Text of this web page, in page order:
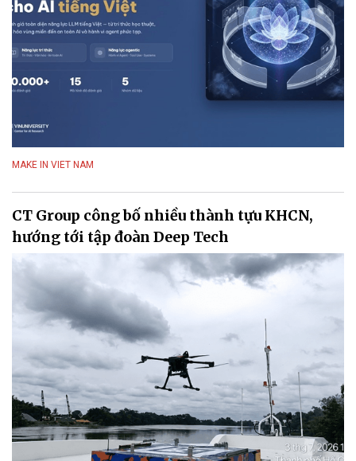
MAKE IN VIET NAM
CT Group công bố nhiều thành tựu KHCN,
hướng tới tập đoàn Deep Tech